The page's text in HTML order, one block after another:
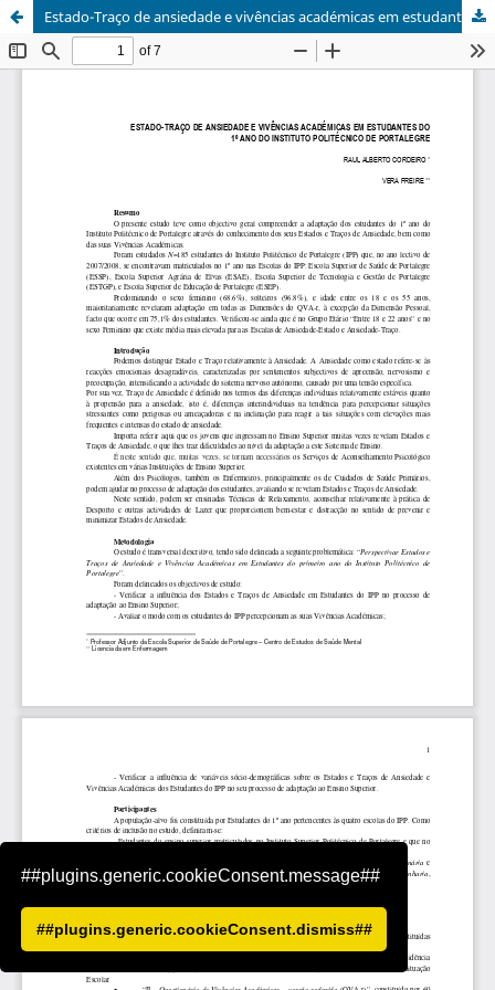
##plugins.generic.cookieConsent.message##
##plugins.generic.cookieConsent.dismiss##
Estado-Traço de ansiedade e vivências académicas em estudantes do 1º ano do Instituto Politécnico de Portalegre